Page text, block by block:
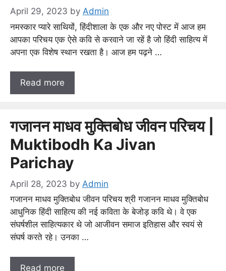
April 29, 2023 by Admin
नमस्कार प्यारे साथियों, हिंदीशाला के एक और नए पोस्ट में आज हम
आपका परिचय एक ऐसे कवि से करवाने जा रहें है जो हिंदी साहित्य में
अपना एक विशेष स्थान रखता है। आज हम पढ़ने …
Read more
गजानन माधव मुक्तिबोध जीवन परिचय |
Muktibodh Ka Jivan
Parichay
April 28, 2023 by Admin
गजानन माधव मुक्तिबोध जीवन परिचय श्री गजानन माधव मुक्तिबोध
आधुनिक हिंदी साहित्य की नई कविता के बेजोड़ कवि थे। वे एक
संघर्षशील साहित्यकार थे जो आजीवन समाज इतिहास और स्वयं से
संघर्ष करते रहे। उनका …
Read more